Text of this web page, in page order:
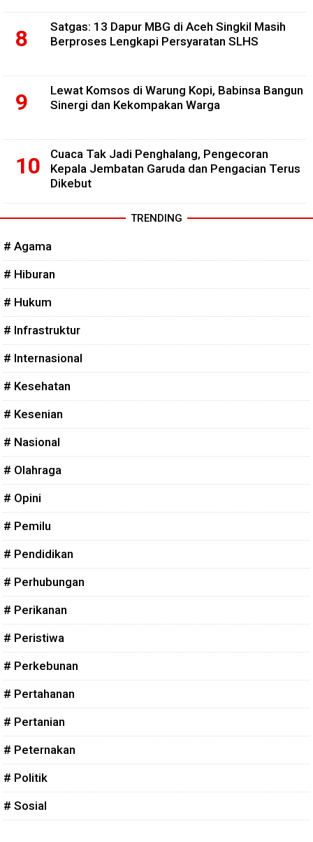
Satgas: 13 Dapur MBG di Aceh Singkil Masih
Berproses Lengkapi Persyaratan SLHS
Lewat Komsos di Warung Kopi, Babinsa Bangun
Sinergi dan Kekompakan Warga
Cuaca Tak Jadi Penghalang, Pengecoran
Kepala Jembatan Garuda dan Pengacian Terus
Dikebut
TRENDING
# Agama
# Hiburan
# Hukum
# Infrastruktur
# Internasional
# Kesehatan
# Kesenian
# Nasional
# Olahraga
# Opini
# Pemilu
# Pendidikan
# Perhubungan
# Perikanan
# Peristiwa
# Perkebunan
# Pertahanan
# Pertanian
# Peternakan
# Politik
# Sosial